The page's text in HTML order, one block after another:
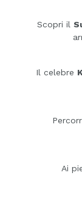
Scopri il
Il celebre
Ai